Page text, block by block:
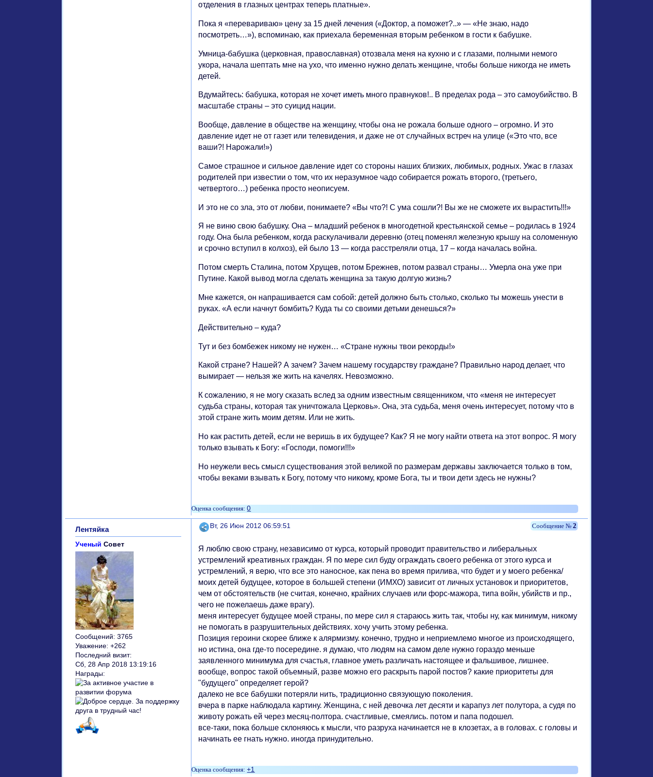
отделения в глазных центрах теперь платные».
Пока я «перевариваю» цену за 15 дней лечения («Доктор, а поможет?..» — «Не знаю, надо
посмотреть…»), вспоминаю, как приехала беременная вторым ребенком в гости к бабушке.
Умница-бабушка (церковная, православная) отозвала меня на кухню и с глазами, полными немого
укора, начала шептать мне на ухо, что именно нужно делать женщине, чтобы больше никогда не иметь
детей.
Вдумайтесь: бабушка, которая не хочет иметь много правнуков!.. В пределах рода – это самоубийство. В
масштабе страны – это суицид нации.
Вообще, давление в обществе на женщину, чтобы она не рожала больше одного – огромно. И это
давление идет не от газет или телевидения, и даже не от случайных встреч на улице («Это что, все
ваши?! Нарожали!»)
Самое страшное и сильное давление идет со стороны наших близких, любимых, родных. Ужас в глазах
родителей при известии о том, что их неразумное чадо собирается рожать второго, (третьего,
четвертого…) ребенка просто неописуем.
И это не со зла, это от любви, понимаете? «Вы что?! С ума сошли?! Вы же не сможете их вырастить!!!»
Я не виню свою бабушку. Она – младший ребенок в многодетной крестьянской семье – родилась в 1924
году. Она была ребенком, когда раскулачивали деревню (отец поменял железную крышу на соломенную
и срочно вступил в колхоз), ей было 13 — когда расстреляли отца, 17 – когда началась война.
Потом смерть Сталина, потом Хрущев, потом Брежнев, потом развал страны… Умерла она уже при
Путине. Какой вывод могла сделать женщина за такую долгую жизнь?
Мне кажется, он напрашивается сам собой: детей должно быть столько, сколько ты можешь унести в
руках. «А если начнут бомбить? Куда ты со своими детьми денешься?»
Действительно – куда?
Тут и без бомбежек никому не нужен… «Стране нужны твои рекорды!»
Какой стране? Нашей? А зачем? Зачем нашему государству граждане? Правильно народ делает, что
вымирает — нельзя же жить на качелях. Невозможно.
К сожалению, я не могу сказать вслед за одним известным священником, что «меня не интересует
судьба страны, которая так уничтожала Церковь». Она, эта судьба, меня очень интересует, потому что в
этой стране жить моим детям. Или не жить.
Но как растить детей, если не веришь в их будущее? Как? Я не могу найти ответа на этот вопрос. Я могу
только взывать к Богу: «Господи, помоги!!!»
Но неужели весь смысл существования этой великой по размерам державы заключается только в том,
чтобы веками взывать к Богу, потому что никому, кроме Бога, ты и твои дети здесь не нужны?
0
Поделиться 2
Вт, 26 Июн 2012 06:59:51
Лентяйка
Ученый Совет
Сообщений: 3765
Уважение: +262
Последний визит:
Сб, 28 Апр 2018 13:19:16
Награды:
Я люблю свою страну, независимо от курса, который проводит правительство и либеральных
устремлений креативных граждан. Я по мере сил буду ограждать своего ребенка от этого курса и
устремлений, я верю, что все это наносное, как пена во время прилива, что будет и у моего ребенка/
моих детей будущее, которое в большей степени (ИМХО) зависит от личных установок и приоритетов,
чем от обстоятельств (не считая, конечно, крайних случаев или форс-мажора, типа войн, убийств и пр.,
чего не пожелаешь даже врагу).
меня интересует будущее моей страны, по мере сил я стараюсь жить так, чтобы ну, как минимум, никому
не помогать в разрушительных действиях. хочу учить этому ребенка.
Позиция героини скорее ближе к алярмизму. конечно, трудно и неприемлемо многое из происходящего,
но истина, она где-то посередине. я думаю, что людям на самом деле нужно гораздо меньше
заявленного минимума для счастья, главное уметь различать настоящее и фальшивое, лишнее.
вообще, вопрос такой объемный, разве можно его раскрыть парой постов? какие приоритеты для
"будущего" определяет герой?
далеко не все бабушки потеряли нить, традиционно связующую поколения.
вчера в парке наблюдала картину. Женщина, с ней девочка лет десяти и карапуз лет полутора, а судя по
животу рожать ей через месяц-полтора. счастливые, смеялись. потом и папа подошел.
все-таки, пока больше склоняюсь к мысли, что разруха начинается не в клозетах, а в головах. с головы и
начинать ее гнать нужно. иногда принудительно.
+1